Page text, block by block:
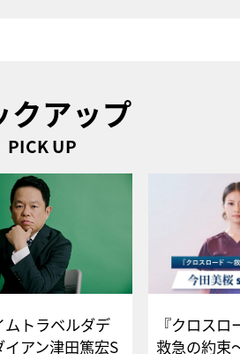
クアップ
PICK UP
ムトラベルダデ
イアン津田篤宏S
『クロス
救急の約束